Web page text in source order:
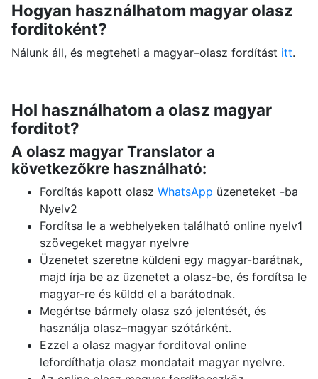
Hogyan használhatom magyar olasz
forditoként?
Nálunk áll, és megteheti a magyar–olasz fordítást itt.
Hol használhatom a olasz magyar
forditot?
A olasz magyar Translator a
következőkre használható:
Fordítás kapott olasz WhatsApp üzeneteket -ba
Nyelv2
Fordítsa le a webhelyeken található online nyelv1
szövegeket magyar nyelvre
Üzenetet szeretne küldeni egy magyar-barátnak,
majd írja be az üzenetet a olasz-be, és fordítsa le
magyar-re és küldd el a barátodnak.
Megértse bármely olasz szó jelentését, és
használja olasz–magyar szótárként.
Ezzel a olasz magyar forditoval online
lefordíthatja olasz mondatait magyar nyelvre.